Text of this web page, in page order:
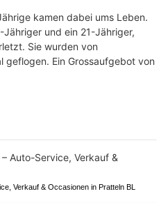
kamen dabei ums Leben.
und ein 21-Jähriger,
Sie wurden von
geflogen. Ein Grossaufgebot von
Verkauf & Occasionen in Pratteln BL